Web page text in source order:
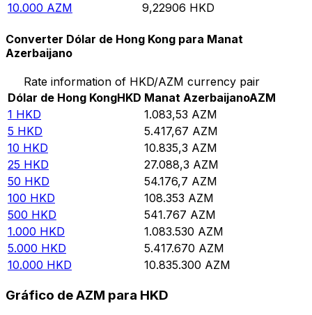
10.000 AZM 9,22906 HKD
Converter Dólar de Hong Kong para Manat
Azerbaijano
Rate information of HKD/AZM currency pair
Dólar de Hong KongHKD Manat AzerbaijanoAZM
1 HKD 1.083,53 AZM
5 HKD 5.417,67 AZM
10 HKD 10.835,3 AZM
25 HKD 27.088,3 AZM
50 HKD 54.176,7 AZM
100 HKD 108.353 AZM
500 HKD 541.767 AZM
1.000 HKD 1.083.530 AZM
5.000 HKD 5.417.670 AZM
10.000 HKD 10.835.300 AZM
Gráfico de AZM para HKD